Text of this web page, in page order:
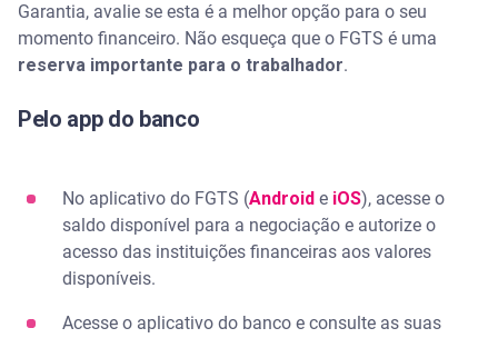
Garantia, avalie se esta é a melhor opção para o seu
momento financeiro. Não esqueça que o FGTS é uma
reserva importante para o trabalhador.
Pelo app do banco
No aplicativo do FGTS (Android e iOS), acesse o
saldo disponível para a negociação e autorize o
acesso das instituições financeiras aos valores
disponíveis.
Acesse o aplicativo do banco e consulte as suas